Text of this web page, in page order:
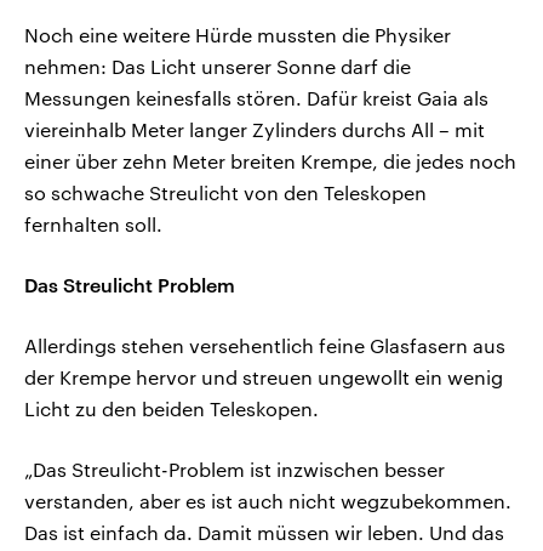
Noch eine weitere Hürde mussten die Physiker
nehmen: Das Licht unserer Sonne darf die
Messungen keinesfalls stören. Dafür kreist Gaia als
viereinhalb Meter langer Zylinders durchs All – mit
einer über zehn Meter breiten Krempe, die jedes noch
so schwache Streulicht von den Teleskopen
fernhalten soll.
Das Streulicht Problem
Allerdings stehen versehentlich feine Glasfasern aus
der Krempe hervor und streuen ungewollt ein wenig
Licht zu den beiden Teleskopen.
„Das Streulicht-Problem ist inzwischen besser
verstanden, aber es ist auch nicht wegzubekommen.
Das ist einfach da. Damit müssen wir leben. Und das